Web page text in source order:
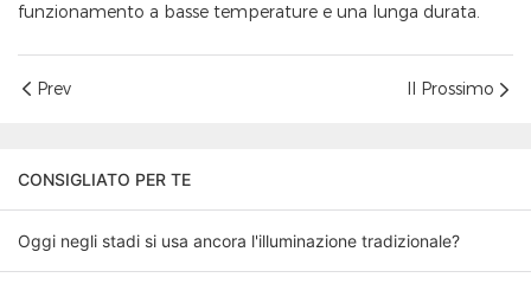
funzionamento a basse temperature e una lunga durata.
Prev Il Prossimo
CONSIGLIATO PER TE
Oggi negli stadi si usa ancora l'illuminazione tradizionale?